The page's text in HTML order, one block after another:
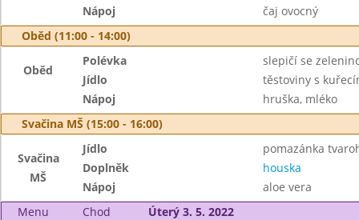
Nápoj
čaj ovocný
Oběd (11:00 - 14:00)
Oběd
Polévka
slepičí se
Jídlo
těstoviny s
Nápoj
hruška, mléko
Svačina MŠ (15:00 - 16:00)
Svačina
MŠ
Jídlo
pomazánka
Doplněk
houska
Nápoj
aloe vera
Menu
Chod
Úterý 3. 5. 2022